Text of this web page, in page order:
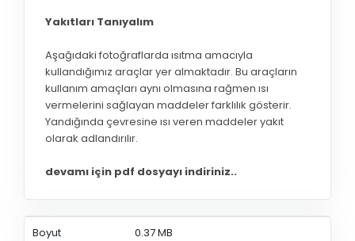
Yakıtları Tanıyalım
Aşağıdaki fotoğraflarda ısıtma amacıyla
kullandığımız araçlar yer almaktadır. Bu araçların
kullanım amaçları aynı olmasına rağmen ısı
vermelerini sağlayan maddeler farklılık gösterir.
Yandığında çevresine ısı veren maddeler yakıt
olarak adlandırılır.
devamı için pdf dosyayı indiriniz..
Boyut 0.37 MB